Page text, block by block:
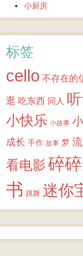
小厨房
标签
cello 不存在的
逛 吃东西 同人
小快乐 小故事
成长 手作 故事 梦
看电影 碎
书 跳舞 迷你